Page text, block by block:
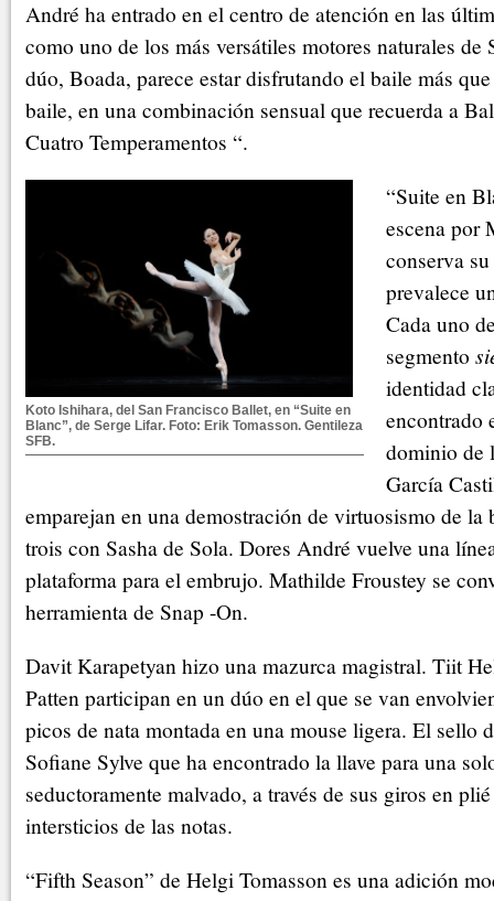
André ha entrado en el centro de atención en las
como uno de los más versátiles motores naturales de
dúo, Boada, parece estar disfrutando el baile más
baile, en una combinación sensual que recuerda a
Cuatro Temperamentos “.
Koto Ishihara, del San Francisco Ballet, en “Suite en
Blanc”, de Serge Lifar. Foto: Erik Tomasson. Gentileza
SFB.
“Suite en
escena por
conserva
prevalece
Cada uno
segmento
identidad
encontrado
dominio de
García
emparejan en una demostración de virtuosismo de la
trois con Sasha de Sola. Dores André vuelve una
plataforma para el embrujo. Mathilde Froustey se
herramienta de Snap -On.
Davit Karapetyan hizo una mazurca magistral. Tiit
Patten participan en un dúo en el que se van
picos de nata montada en una mouse ligera. El sello
Sofiane Sylve que ha encontrado la llave para una
seductoramente malvado, a través de sus giros en
intersticios de las notas.
“Fifth Season” de Helgi Tomasson es una adición